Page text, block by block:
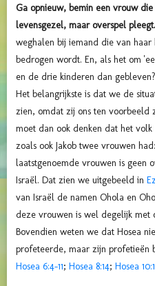
Ga opnieuw, bemin een vrouw
levensgezel, maar overspel
weghalen bij iemand die van
bedrogen wordt. En, als het om
en de drie kinderen dan
Het belangrijkste is dat we de
zien, omdat zij ons ten voorbeeld
moet dan ook denken dat het
zoals ook Jakob twee vrouwen
laatstgenoemde vrouwen is geen
Israël. Dat zien we uitgebeeld in
van Israël de namen Ohola en
deze vrouwen is wel degelijk met
Bovendien weten we dat Hosea
profeteerde, maar zijn profetieën
Hosea 6:4-11; Hosea 8:14; Hosea